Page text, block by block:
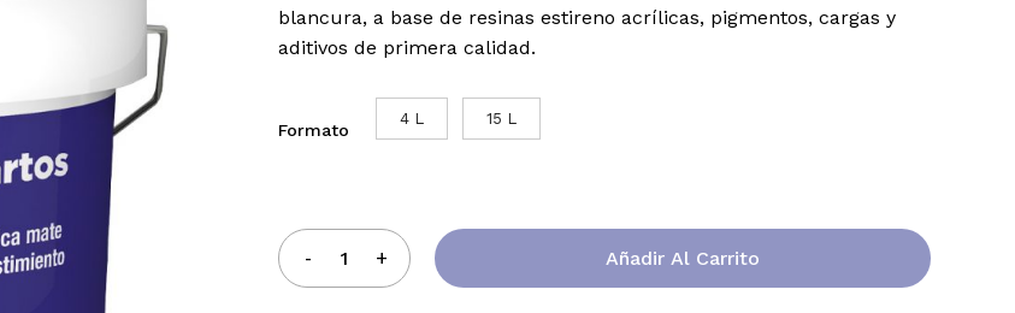
blancura, a base de resinas estireno acrílicas, pigmentos, cargas y
aditivos de primera calidad.
Formato
4 L 15 L
Añadir Al Carrito